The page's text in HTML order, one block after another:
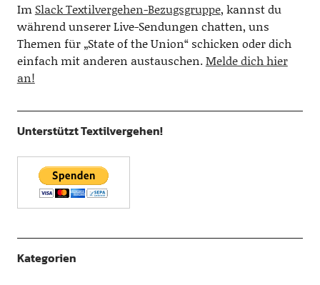
Im Slack Textilvergehen-Bezugsgruppe, kannst du
während unserer Live-Sendungen chatten, uns
Themen für „State of the Union“ schicken oder dich
einfach mit anderen austauschen.Melde dich hier
an!
Unterstützt Textilvergehen!
Kategorien